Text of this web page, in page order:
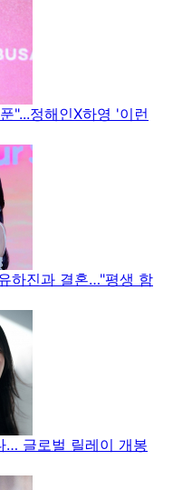
"...정해인X하영 '이런
하진과 결혼…"평생 함
… 글로벌 릴레이 개봉